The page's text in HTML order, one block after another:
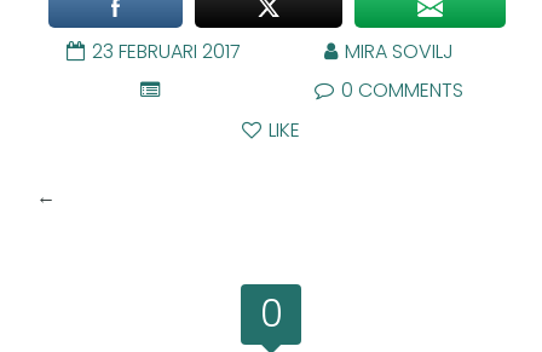
23 FEBRUARI 2017
MIRA SOVILJ
0 COMMENTS
LIKE
←
0